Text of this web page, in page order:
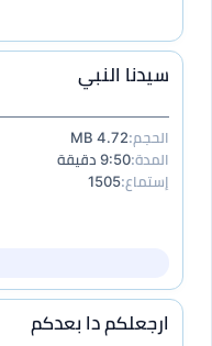
سيدنا النبي
الحجم:4.72 MB
المدة:9:50 دقيقة
إستماع:1505
ارجعلكم دا بعدكم